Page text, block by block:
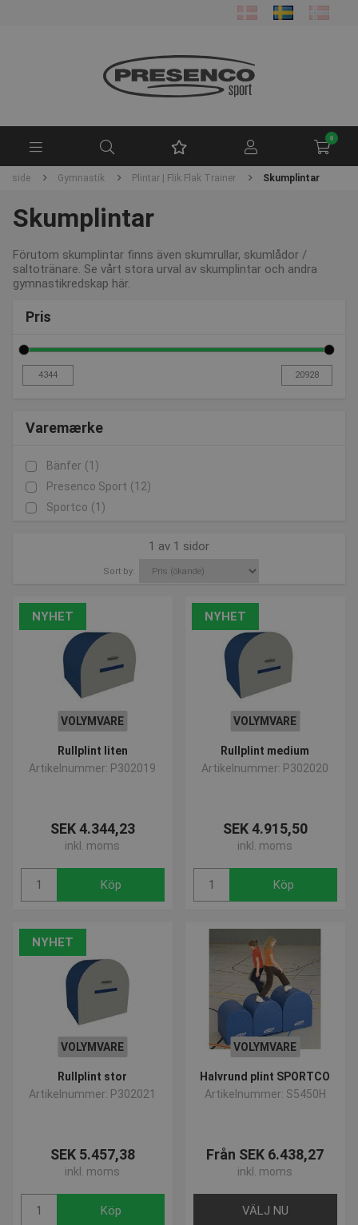
0
Gymnastik Plintar | Flik Flak Trainer Skumplintar
Skumplintar
Förutom skumplintar finns även skumrullar, skumlådor /
saltotränare. Se vårt stora urval av skumplintar och andra
gymnastikredskap här.
Pris
Varemærke
Bänfer (1)
Presenco Sport (12)
Sportco (1)
1 av 1 sidor
Sort by:
VOLYMVARE
NYHET
Rullplint liten
Artikelnummer: P302019
SEK 4.344,23
inkl. moms
Köp
VOLYMVARE
NYHET
Rullplint medium
Artikelnummer: P302020
SEK 4.915,50
inkl. moms
Köp
VOLYMVARE
NYHET
Rullplint stor
Artikelnummer: P302021
SEK 5.457,38
inkl. moms
Köp
VOLYMVARE
Halvrund plint SPORTCO
Artikelnummer: S5450H
Från SEK 6.438,27
inkl. moms
VÄLJ NU